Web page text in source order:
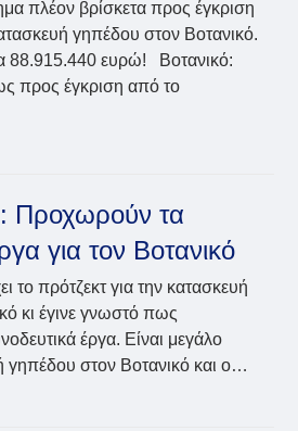
πλέον βρίσκετα προς έγκριση
γηπέδου στον Βοτανικό.
88.915.440 ευρώ! Βοτανικό:
προς έγκριση από το
Προχωρούν τα
για τον Βοτανικό
το πρότζεκτ για την κατασκευή
κι έγινε γνωστό πως
έργα. Είναι μεγάλο
γηπέδου στον Βοτανικό και ο…